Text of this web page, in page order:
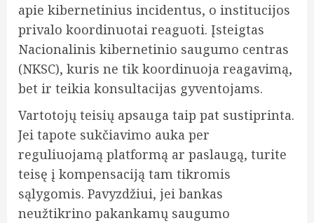
apie kibernetinius incidentus, o institucijos
privalo koordinuotai reaguoti. Įsteigtas
Nacionalinis kibernetinio saugumo centras
(NKSC), kuris ne tik koordinuoja reagavimą,
bet ir teikia konsultacijas gyventojams.
Vartotojų teisių apsauga taip pat sustiprinta.
Jei tapote sukčiavimo auka per
reguliuojamą platformą ar paslaugą, turite
teisę į kompensaciją tam tikromis
sąlygomis. Pavyzdžiui, jei bankas
neužtikrino pakankamų saugumo